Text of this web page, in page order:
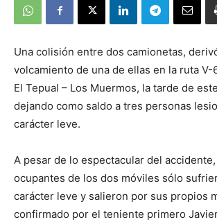
Una colisión entre dos camionetas,
volcamiento de una de ellas en la ruta
El Tepual – Los Muermos, la tarde de
dejando como saldo a tres personas
carácter leve.
A pesar de lo espectacular del
ocupantes de los dos móviles sólo
carácter leve y salieron por sus propios
confirmado por el teniente primero